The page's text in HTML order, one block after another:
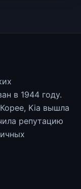
в 1944 году.
Kia вышла
репутацию